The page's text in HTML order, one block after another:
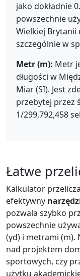
jako dokładnie
powszechnie
Wielkiej
szczególnie w
Metr (m): Metr
długości w
Miar (SI). Jest
przebytej przez
1/299,792,458
Łatwe
Kalkulator
efektywny
pozwala szybko
powszechnie
(yd) i metrami (m).
nad projektem
sportowych, czy
użytku